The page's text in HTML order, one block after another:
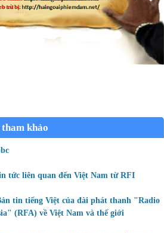
tham khảo
tức liên quan đến Việt Nam từ RFI
tin tiếng Việt của đài phát thanh "Radio
(RFA) về Việt Nam và thế giới